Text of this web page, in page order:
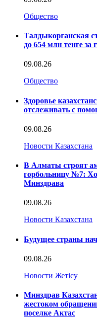
Общество
Талдыкорганская
до 654 млн тенге за
09.08.26
Общество
Здоровье
отслеживать с
09.08.26
Новости Казахстана
В Алматы строят
горбольницу №7:
Минздрава
09.08.26
Новости Казахстана
Будущее страны
09.08.26
Новости Жетісу
Минздрав
жестоком
поселке Актас